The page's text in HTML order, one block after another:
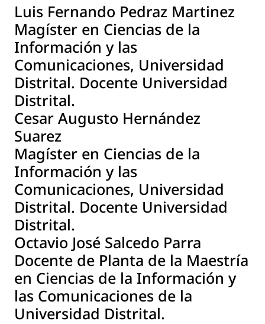
Luis Fernando Pedraz Martinez
Magíster en Ciencias de la
Información y las
Comunicaciones, Universidad
Distrital. Docente Universidad
Distrital.
Cesar Augusto Hernández
Suarez
Magíster en Ciencias de la
Información y las
Comunicaciones, Universidad
Distrital. Docente Universidad
Distrital.
Octavio José Salcedo Parra
Docente de Planta de la Maestría
en Ciencias de la Información y
las Comunicaciones de la
Universidad Distrital.